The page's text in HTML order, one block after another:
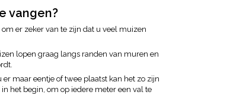
vangen?
er zeker van te zijn dat u veel muizen
lopen graag langs randen van muren en
maar eentje of twee plaatst kan het zo zijn
het begin, om op iedere meter een val te